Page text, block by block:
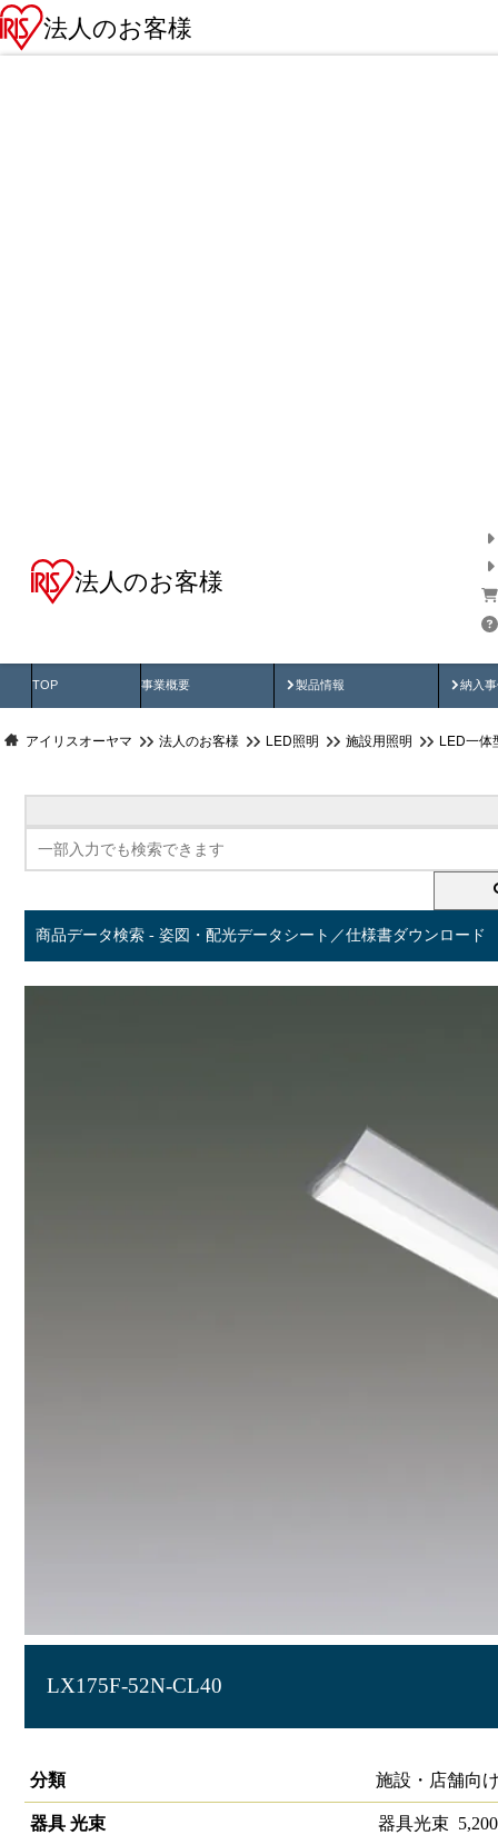
法人のお客様
法人のお客様
TOP 事業概要 製品情報
製品動画 納入
納
アイリスオーヤマ 法人のお客様 LED照明 施設用照明 LED一体
商品データ検索 - 姿図・配光データシート／仕様書ダウンロード
LX175F-52N-CL40
分類
施設・店舗向
器具 光束 器具光束 5,200